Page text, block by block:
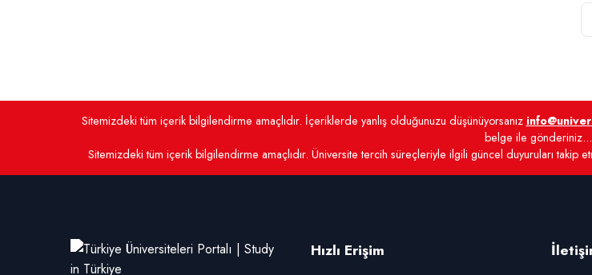
Sitemizdeki tüm içerik bilgilendirme amaçlıdır. İçeriklerde yanlış olduğunuzu düşünüyorsanız
belge ile gönderiniz...
Sitemizdeki tüm içerik bilgilendirme amaçlıdır. Üniversite tercih süreçleriyle ilgili güncel duyuruları takip
Hızlı Erişim